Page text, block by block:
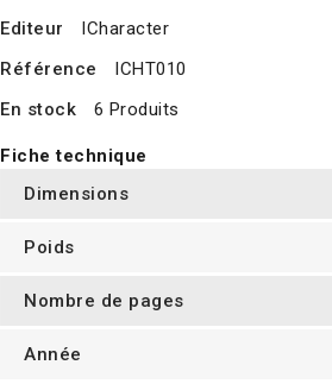
Editeur
ICharacter
Référence
ICHT010
En stock
6 Produits
Fiche technique
Dimensions
Poids
Nombre de pages
Année